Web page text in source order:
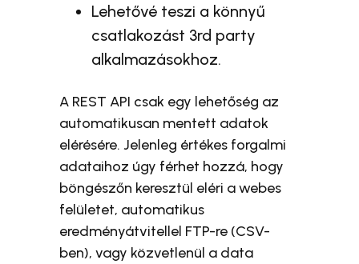
Lehetővé teszi a könnyű
csatlakozást 3rd party
alkalmazásokhoz.
A REST API csak egy lehetőség az
automatikusan mentett adatok
elérésére. Jelenleg értékes forgalmi
adataihoz úgy férhet hozzá, hogy
böngészőn keresztül eléri a webes
felületet, automatikus
eredményátvitellel FTP-re (CSV-
ben), vagy közvetlenül a data